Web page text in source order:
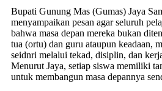
Bupati Gunung Mas (Gumas) Jaya
menyampaikan pesan agar seluruh
bahwa masa depan mereka bukan
tua (ortu) dan guru ataupun keadaan,
seidnri melalui tekad, disiplin, dan
Menurut Jaya, setiap siswa memiliki
untuk membangun masa depannya